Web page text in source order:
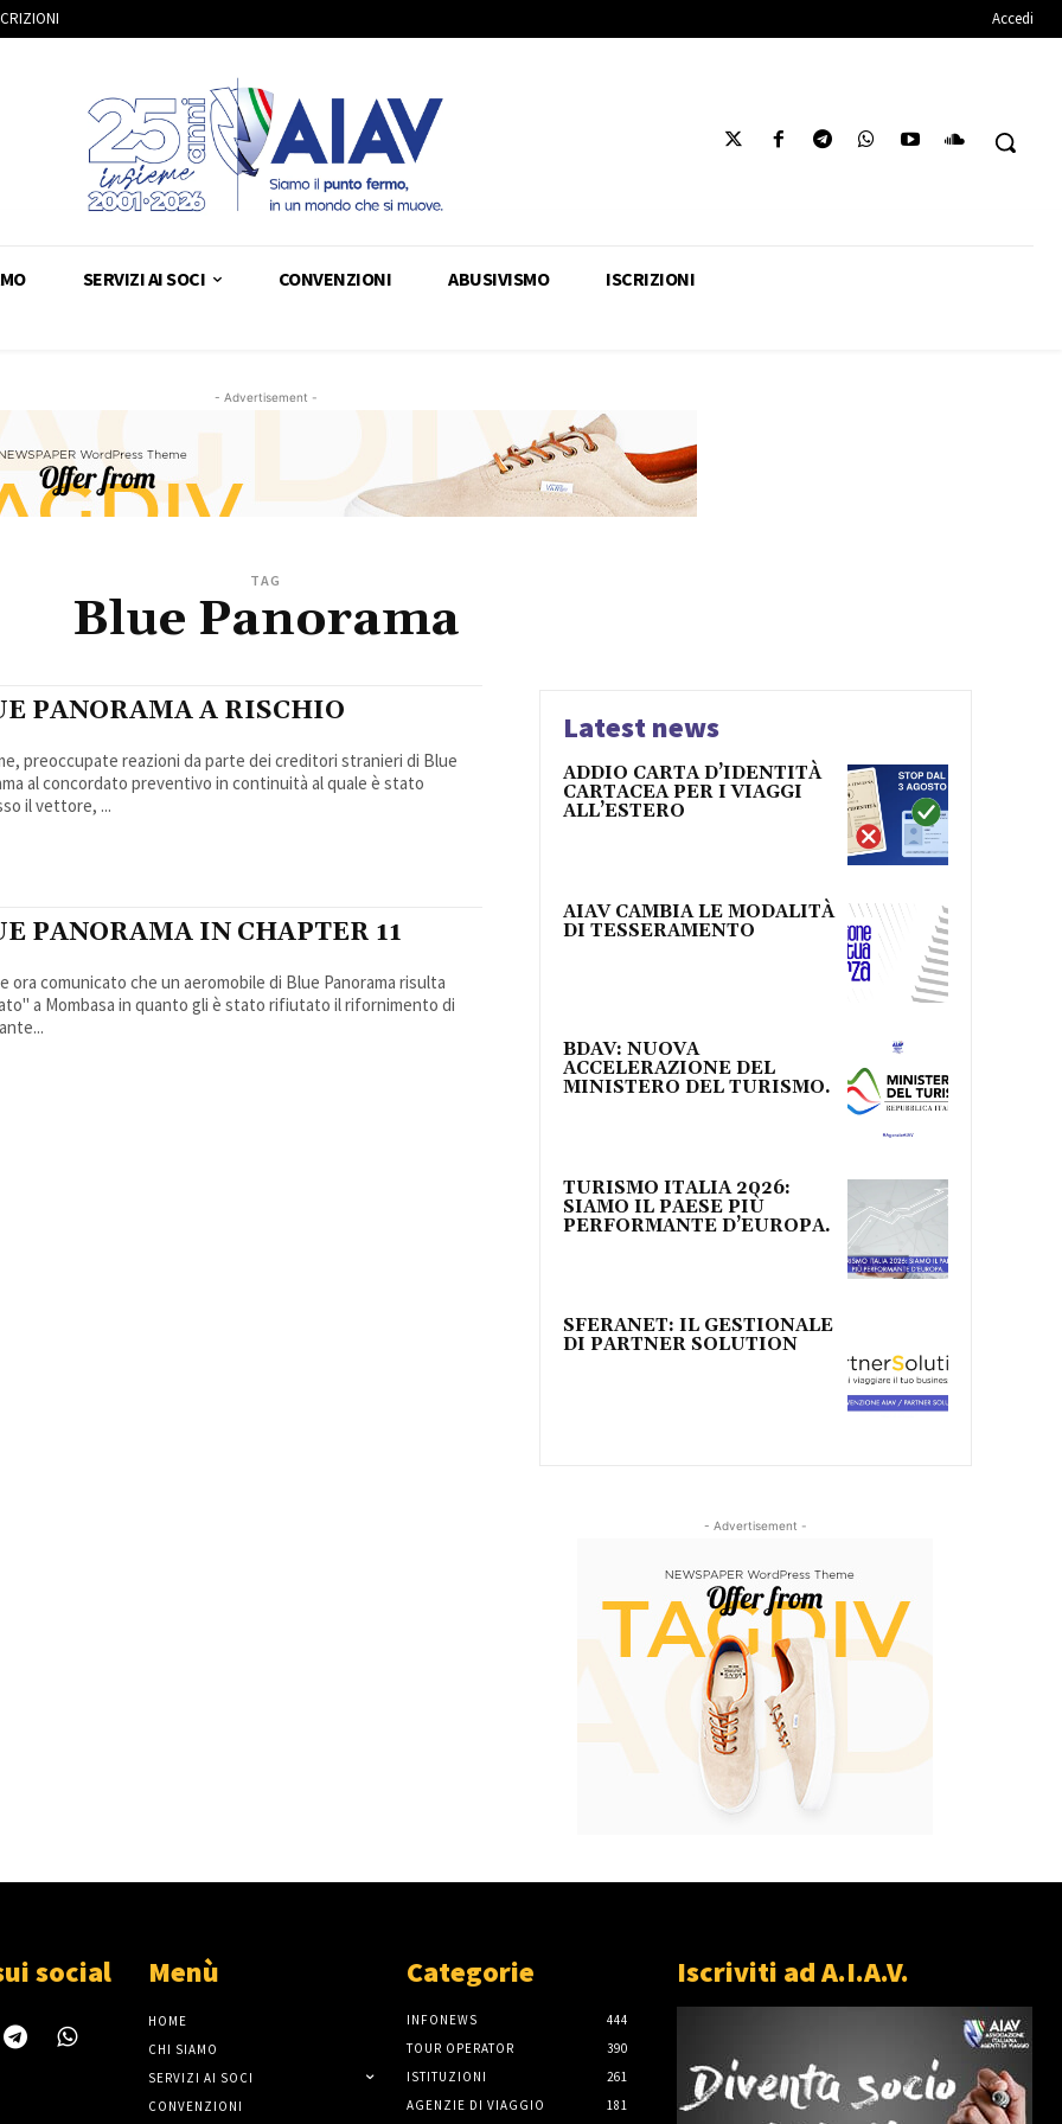
Accedi
SERVIZI AI SOCI CONVENZIONI ABUSIVISMO ISCRIZIONI
- Advertisement -
TAG
Blue Panorama
PANORAMA A RISCHIO
preoccupate reazioni da parte dei creditori stranieri di Blue
al concordato preventivo in continuità al quale è stato
il vettore, ...
PANORAMA IN CHAPTER 11
ora comunicato che un aeromobile di Blue Panorama risulta
a Mombasa in quanto gli è stato rifiutato il rifornimento di
Latest news
ADDIO CARTA D’IDENTITÀ
CARTACEA PER I VIAGGI
ALL’ESTERO
AIAV CAMBIA LE MODALITÀ
DI TESSERAMENTO
BDAV: NUOVA
ACCELERAZIONE DEL
MINISTERO DEL TURISMO.
TURISMO ITALIA 2026:
SIAMO IL PAESE PIÙ
PERFORMANTE D’EUROPA.
SFERANET: IL GESTIONALE
DI PARTNER SOLUTION
- Advertisement -
social Menù
HOME
CHI SIAMO
SERVIZI AI SOCI
CONVENZIONI
Categorie
INFONEWS
444
TOUR OPERATOR
390
ISTITUZIONI
261
AGENZIE DI VIAGGIO
181
Iscriviti ad A.I.A.V.